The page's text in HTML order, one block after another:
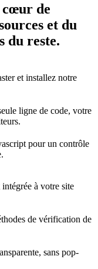
cœur de
et du
du reste.
et installez notre
ligne de code, votre
pour un contrôle
à votre site
de vérification de
sans pop-